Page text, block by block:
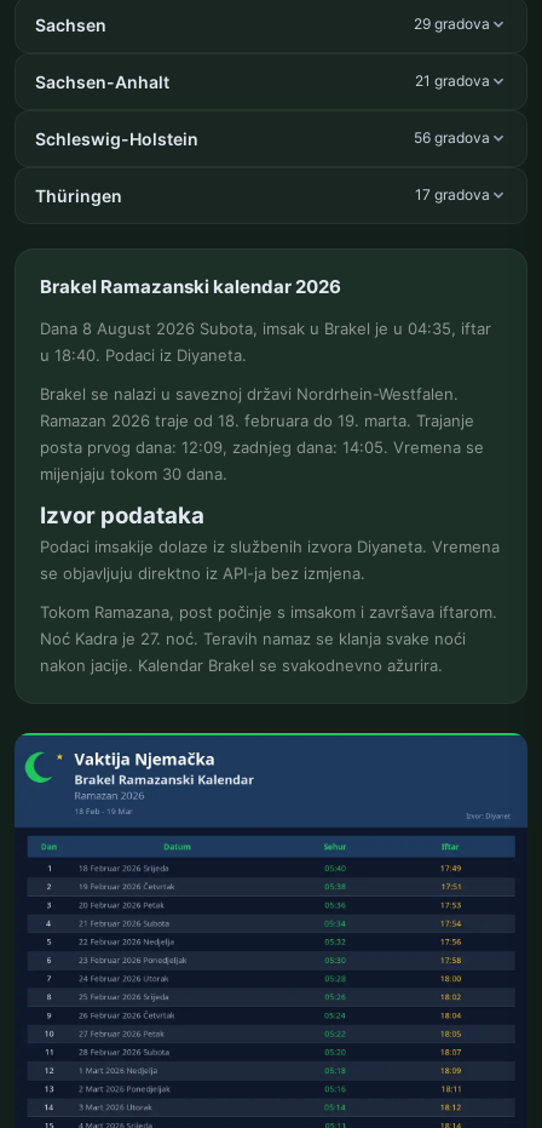
Sachsen 29 gradova
Sachsen-Anhalt 21 gradova
Schleswig-Holstein 56 gradova
Thüringen 17 gradova
Brakel Ramazanski kalendar 2026
Dana 8 August 2026 Subota, imsak u Brakel je u 04:35, iftar
u 18:40. Podaci iz Diyaneta.
Brakel se nalazi u saveznoj državi Nordrhein-Westfalen.
Ramazan 2026 traje od 18. februara do 19. marta. Trajanje
posta prvog dana: 12:09, zadnjeg dana: 14:05. Vremena se
mijenjaju tokom 30 dana.
Izvor podataka
Podaci imsakije dolaze iz službenih izvora Diyaneta. Vremena
se objavljuju direktno iz API-ja bez izmjena.
Tokom Ramazana, post počinje s imsakom i završava iftarom.
Noć Kadra je 27. noć. Teravih namaz se klanja svake noći
nakon jacije. Kalendar Brakel se svakodnevno ažurira.